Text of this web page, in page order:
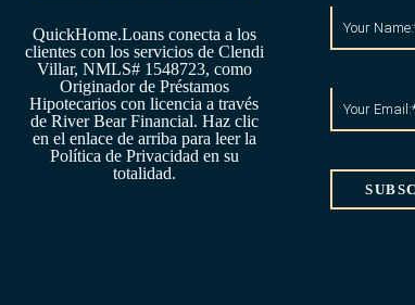
QuickHome.Loans conecta a los
clientes con los servicios de Clendi
Villar, NMLS# 1548723, como
Originador de Préstamos
Hipotecarios con licencia a través
de River Bear Financial. Haz clic
en el enlace de arriba para leer la
Política de Privacidad en su
totalidad.